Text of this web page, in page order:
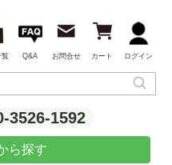
覧 Q&A お問合せ カート ログイン
3526-1592
ら探す